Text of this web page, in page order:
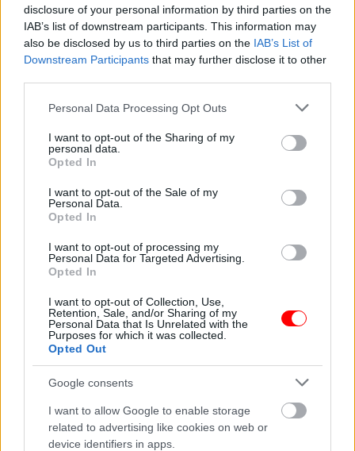
disclosure of your personal information by third parties on the
IAB’s list of downstream participants. This information may
also be disclosed by us to third parties on the IAB’s List of
Downstream Participants that may further disclose it to other
Please note that this website/app uses one or more Google
not limited to your visit or usage behaviour. You may click to
grant or deny consent to Google and its third-party tags to
use your data for below specified purposes in below Google
consent section.
Personal Data Processing Opt Outs
I want to opt-out of the Sharing of my
personal data.
Opted In
I want to opt-out of the Sale of my
Personal Data.
Opted In
I want to opt-out of processing my
Personal Data for Targeted Advertising.
Opted In
I want to opt-out of Collection, Use,
Retention, Sale, and/or Sharing of my
Personal Data that Is Unrelated with the
Purposes for which it was collected.
Opted Out
Google consents
I want to allow Google to enable storage
related to advertising like cookies on web or
device identifiers in apps.
ΕΛΛΗΝΙΚΟ ΠΡΟΙΟΝ.
των γιατρών σας.
οι φωτογραφίες είναι ενδεικτικές οι φωτογραφίες είναι ενδεικτικές